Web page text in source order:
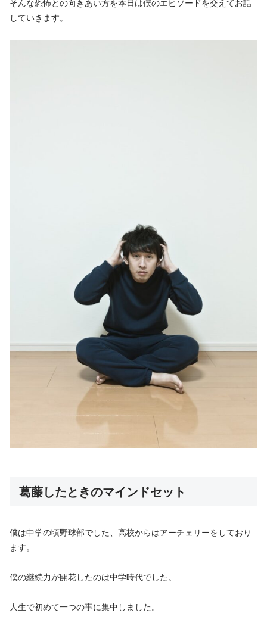
していきます。
葛藤したときのマインドセット
僕は中学の頃野球部でした、高校からはアーチェリーをしており
ます。
僕の継続力が開花したのは中学時代でした。
人生で初めて一つの事に集中しました。